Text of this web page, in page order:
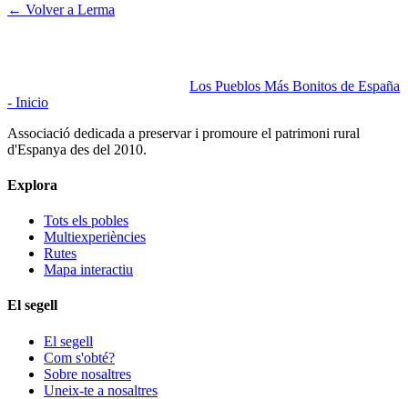
← Volver a Lerma
Los Pueblos Más Bonitos de España
- Inicio
Associació dedicada a preservar i promoure el patrimoni rural
d'Espanya des del 2010.
Explora
Tots els pobles
Multiexperiències
Rutes
Mapa interactiu
El segell
El segell
Com s'obté?
Sobre nosaltres
Uneix-te a nosaltres